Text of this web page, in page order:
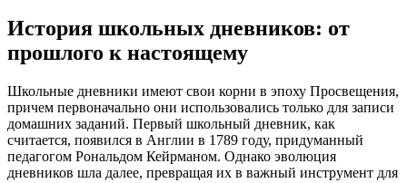
История школьных дневников: от
прошлого к настоящему
Школьные дневники имеют свои корни в эпоху Просвещения,
причем первоначально они использовались только для записи
домашних заданий. Первый школьный дневник, как
считается, появился в Англии в 1789 году, придуманный
педагогом Рональдом Кейрманом. Однако эволюция
дневников шла далее, превращая их в важный инструмент для